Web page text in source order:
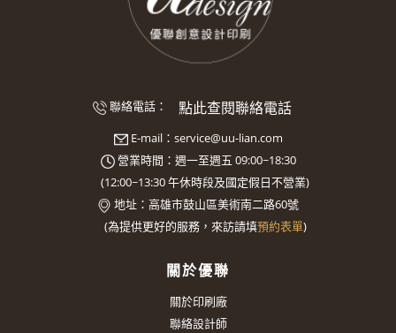
聯絡電話： 點此查閱聯絡電話
E-mail： service@uu-lian.com
營業時間：週一至週五 09:00~18:30
(12:00~13:30午休時段及國定假日不營業)
地址： 高雄市鼓山區美術南二路60號
(為提供更好的服務，來訪請填預約表單)
關於優聯
關於印刷廠
聯絡設計師